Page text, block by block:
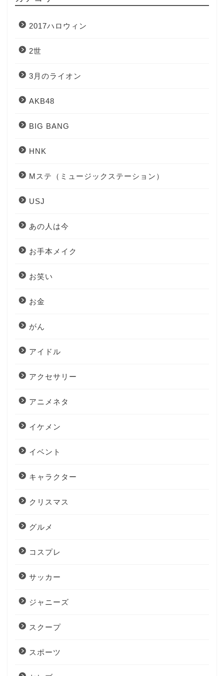
2017ハロウィン
2世
3月のライオン
AKB48
BIG BANG
HNK
Mステ（ミュージックステーション）
USJ
あの人は今
お手本メイク
お笑い
お金
がん
アイドル
アクセサリー
アニメネタ
イケメン
イベント
キャラクター
クリスマス
グルメ
コスプレ
サッカー
ジャニーズ
スクープ
スポーツ